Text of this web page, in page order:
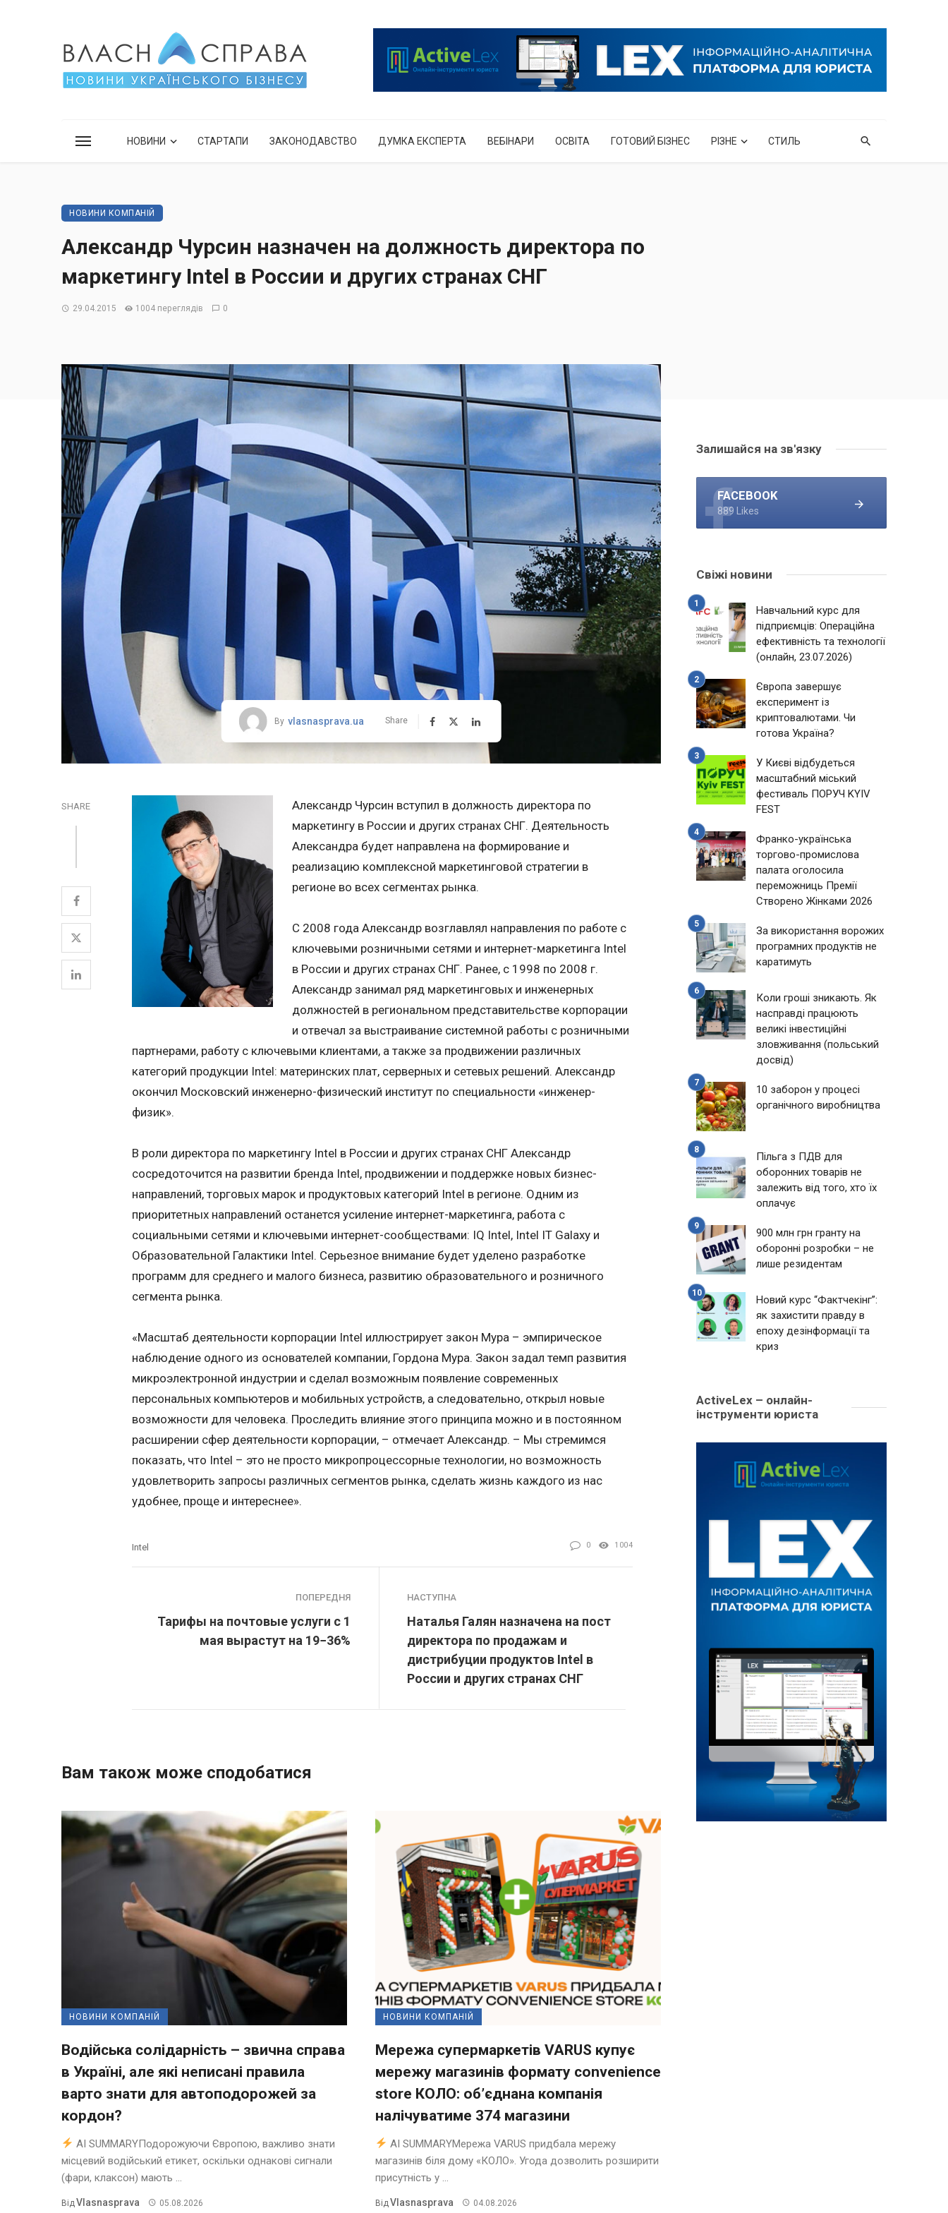
НОВИНИ СТАРТАПИ ЗАКОНОДАВСТВО ДУМКА ЕКСПЕРТА ВЕБІНАРИ ОСВІТА ГОТОВИЙ БІЗНЕС РІЗНЕ СТИЛЬ
НОВИНИ КОМПАНІЙ
Александр Чурсин назначен на должность директора по
маркетингу Intel в России и других странах СНГ
29.04.2015 1004 переглядів 0
By vlasnasprava.ua Share
SHARE
Александр Чурсин вступил в должность директора по
маркетингу в России и других странах СНГ. Деятельность
Александра будет направлена на формирование и
реализацию комплексной маркетинговой стратегии в
регионе во всех сегментах рынка.
С 2008 года Александр возглавлял направления по работе с
ключевыми розничными сетями и интернет-маркетинга Intel
в России и других странах СНГ. Ранее, с 1998 по 2008 г.
Александр занимал ряд маркетинговых и инженерных
должностей в региональном представительстве корпорации
и отвечал за выстраивание системной работы с розничными
партнерами, работу с ключевыми клиентами, а также за продвижении различных
категорий продукции Intel: материнских плат, серверных и сетевых решений. Александр
окончил Московский инженерно-физический институт по специальности «инженер-
физик».
В роли директора по маркетингу Intel в России и других странах СНГ Александр
сосредоточится на развитии бренда Intel, продвижении и поддержке новых бизнес-
направлений, торговых марок и продуктовых категорий Intel в регионе. Одним из
приоритетных направлений останется усиление интернет-маркетинга, работа с
социальными сетями и ключевыми интернет-сообществами: IQ Intel, Intel IT Galaxy и
Образовательной Галактики Intel. Серьезное внимание будет уделено разработке
программ для среднего и малого бизнеса, развитию образовательного и розничного
сегмента рынка.
«Масштаб деятельности корпорации Intel иллюстрирует закон Мура – эмпирическое
наблюдение одного из основателей компании, Гордона Мура. Закон задал темп развития
микроэлектронной индустрии и сделал возможным появление современных
персональных компьютеров и мобильных устройств, а следовательно, открыл новые
возможности для человека. Проследить влияние этого принципа можно и в постоянном
расширении сфер деятельности корпорации, – отмечает Александр. – Мы стремимся
показать, что Intel – это не просто микропроцессорные технологии, но возможность
удовлетворить запросы различных сегментов рынка, сделать жизнь каждого из нас
удобнее, проще и интереснее».
Intel 0 1004
ПОПЕРЕДНЯ
Тарифы на почтовые услуги с 1
мая вырастут на 19−36%
НАСТУПНА
Наталья Галян назначена на пост
директора по продажам и
дистрибуции продуктов Intel в
России и других странах СНГ
Вам також може сподобатися
НОВИНИ КОМПАНІЙ
Водійська солідарність – звична справа
в Україні, але які неписані правила
варто знати для автоподорожей за
кордон?
AI SUMMARYПодорожуючи Європою, важливо знати
місцевий водійський етикет, оскільки однакові сигнали
(фари, клаксон) мають ...
Від Vlasnasprava 05.08.2026
НОВИНИ КОМПАНІЙ
Мережа супермаркетів VARUS купує
мережу магазинів формату convenience
store КОЛО: об’єднана компанія
налічуватиме 374 магазини
AI SUMMARYМережа VARUS придбала мережу
магазинів біля дому «КОЛО». Угода дозволить розширити
присутність у ...
Від Vlasnasprava 04.08.2026
Залишайся на зв'язку
FACEBOOK
889 Likes
Свіжі новини
Навчальний курс для
підприємців: Операційна
ефективність та технології
(онлайн, 23.07.2026)
Європа завершує
експеримент із
криптовалютами. Чи
готова Україна?
У Києві відбудеться
масштабний міський
фестиваль ПОРУЧ KYIV
FEST
Франко-українська
торгово-промислова
палата оголосила
переможниць Премії
Створено Жінками 2026
За використання ворожих
програмних продуктів не
каратимуть
Коли гроші зникають. Як
насправді працюють
великі інвестиційні
зловживання (польський
досвід)
10 заборон у процесі
органічного виробництва
Пільга з ПДВ для
оборонних товарів не
залежить від того, хто їх
оплачує
900 млн грн гранту на
оборонні розробки – не
лише резидентам
Новий курс “Фактчекінг”:
як захистити правду в
епоху дезінформації та
криз
ActiveLex – онлайн-
інструменти юриста